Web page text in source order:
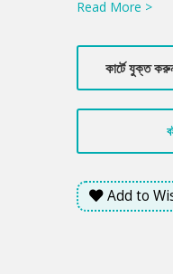
পিঠা আকৃতির একেকটা
নিয়ে গিয়ে চাঁদাবাজরা
গল্পময়। সাফল্যের
একটা দুঃখ যেন রয়ে
একটা দুঃখ আছে’
Read More >
কার্টে যুক্ত
Add to